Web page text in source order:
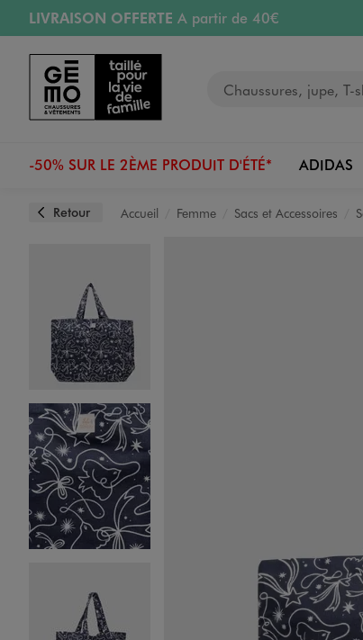
Aller au contenu principal
Aller à la navigation
LIVRAISON OFFERTE A partir de 40€
RETRAIT ET LIVRAISON OFFERTE
RÉSERVATION GRATUITE
4h en magasin
Retours OFFERTSpendant 30 jours
-50% SUR LE 2ÈME PRODUIT D'ÉTÉ* ADIDAS
Retour Accueil Femme Sacs et Accessoires
Image 2 sur 4